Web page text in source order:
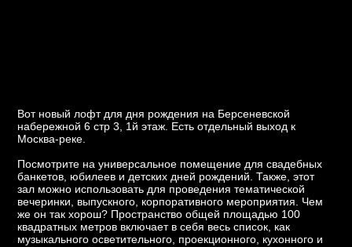
Вот новый лофт для дня рождения на Берсеневской
набережной 6 стр 3, 1й этаж. Есть отдельный выход к
Москва-реке.
Посмотрите на универсальное помещение для свадебных
банкетов, юбилеев и детских дней рождений. Также, этот
зал можно использовать для проведения тематической
вечеринки, выпускного, корпоративного мероприятия. Чем
же он так хорош? Пространство общей площадью 100
квадратных метров включает в себя весь список, как
музыкального осветительного, проекционного, кухонного и